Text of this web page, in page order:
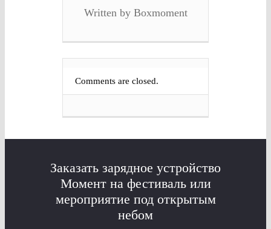
Written by Boxmoment
Comments are closed.
Заказать зарядное устройство
Момент на фестиваль или
мероприятие под открытым
небом